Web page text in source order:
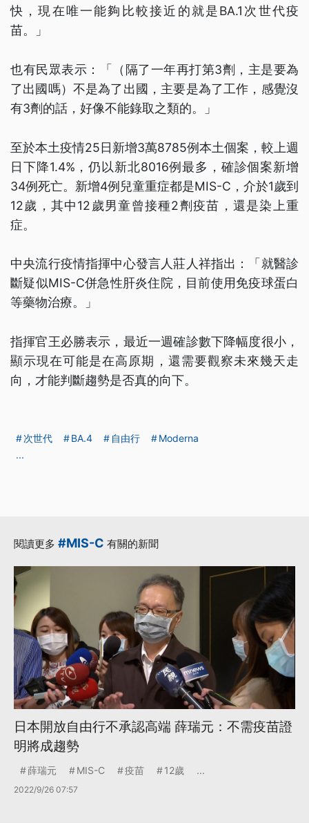
快，現在唯一能夠比較接近的就是BA.1次世代疫
苗。」
也有民眾表示：「（隔了一年再打第3劑，主是要為
了出國嗎）不是為了出國，主要是為了工作，感覺沒
有3劑的話，好像不能錄取之類的。」
至於本土疫情25日新增3萬8785例本土個案，較上週
日下降1.4%，仍以新北8016例最多，確診個案新增
34例死亡。新增4例兒童重症都是MIS-C，介於1歲到
12歲，其中12歲男童曾接種2劑疫苗，還是染上重
症。
中央流行疫情指揮中心發言人莊人祥指出：「就醫診
斷疑似MIS-C併急性肝炎住院，目前使用免疫球蛋白
等藥物治療。」
指揮官王必勝表示，最近一週確診數下降幅度很小，
顯示現在可能是在高原期，還需要觀察未來幾天走
向，才能判斷趨勢是否真的向下。
次世代 BA.4 自由行
Moderna
...
閱讀更多 #MIS-C 有關的新聞
日本開放自由行不承認高端 薛瑞元：不需疫苗證
明將成趨勢
薛瑞元 MIS-C 疫苗 12歲 ...
2022/9/26 07:57